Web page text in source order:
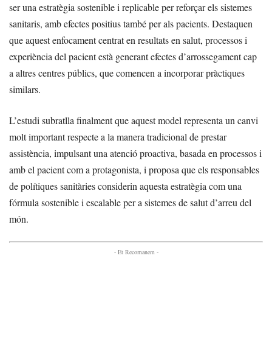
ser una estratègia sostenible i replicable per reforçar els sistemes
sanitaris, amb efectes positius també per als pacients. Destaquen
que aquest enfocament centrat en resultats en salut, processos i
experiència del pacient està generant efectes d’arrossegament cap
a altres centres públics, que comencen a incorporar pràctiques
similars.
L’estudi subratlla finalment que aquest model representa un canvi
molt important respecte a la manera tradicional de prestar
assistència, impulsant una atenció proactiva, basada en processos i
amb el pacient com a protagonista, i proposa que els responsables
de polítiques sanitàries considerin aquesta estratègia com una
fórmula sostenible i escalable per a sistemes de salut d’arreu del
món.
- Et Recomanem -